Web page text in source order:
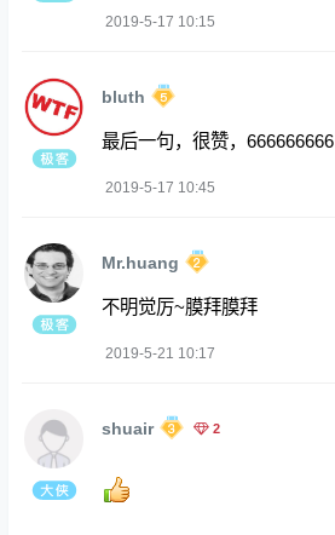
2019-5-17 10:15
bluth
最后一句，很赞，666666666
2019-5-17 10:45
Mr.huang
不明觉厉~膜拜膜拜
2019-5-21 10:17
shuair 2